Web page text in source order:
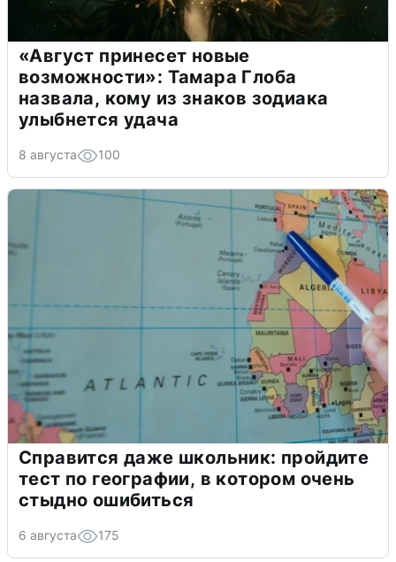
«Август принесет новые
возможности»: Тамара Глоба
назвала, кому из знаков зодиака
улыбнется удача
8 августа 100
Справится даже школьник: пройдите
тест по географии, в котором очень
стыдно ошибиться
6 августа 175